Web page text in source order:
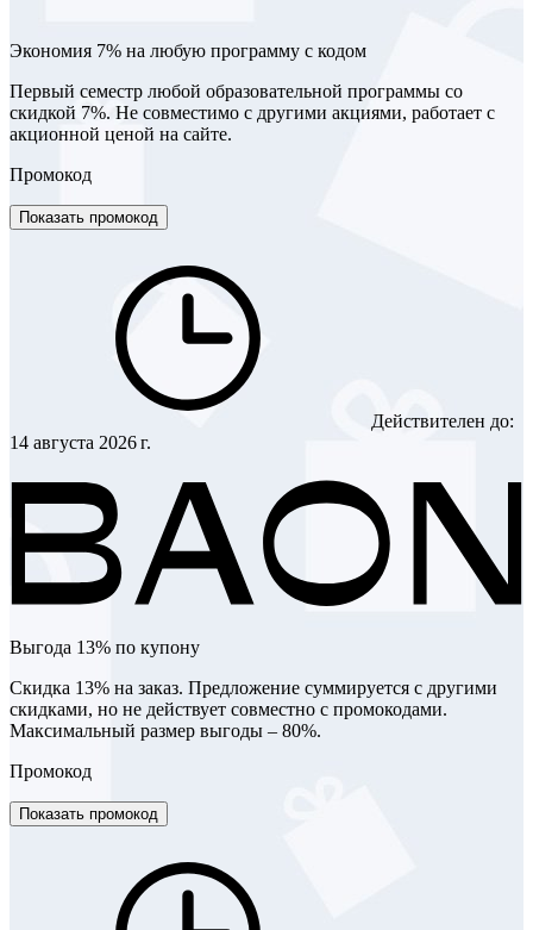
Экономия 7% на любую программу с кодом
Первый семестр любой образовательной программы со
скидкой 7%. Не совместимо с другими акциями, работает с
акционной ценой на сайте.
Промокод
Показать промокод
Действителен до:
14 августа 2026 г.
Выгода 13% по купону
Скидка 13% на заказ. Предложение суммируется с другими
скидками, но не действует совместно с промокодами.
Максимальный размер выгоды – 80%.
Промокод
Показать промокод